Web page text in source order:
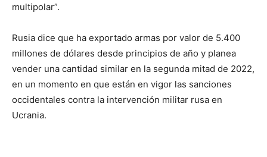
multipolar”.
Rusia dice que ha exportado armas por valor de 5.400
millones de dólares desde principios de año y planea
vender una cantidad similar en la segunda mitad de 2022,
en un momento en que están en vigor las sanciones
occidentales contra la intervención militar rusa en
Ucrania.